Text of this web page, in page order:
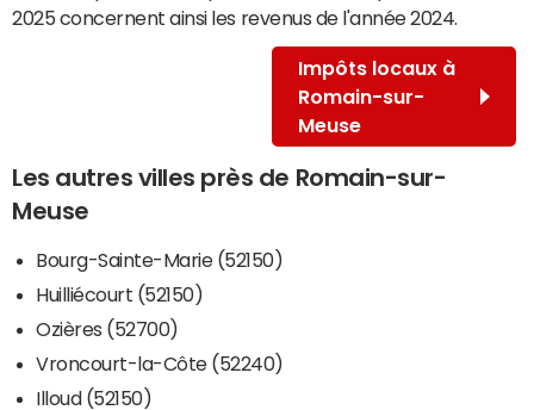
2025 concernent ainsi les revenus de l'année 2024.
Impôts locaux à
Romain-sur-
Meuse
Les autres villes près de Romain-sur-
Meuse
Bourg-Sainte-Marie (52150)
Huilliécourt (52150)
Ozières (52700)
Vroncourt-la-Côte (52240)
Illoud (52150)